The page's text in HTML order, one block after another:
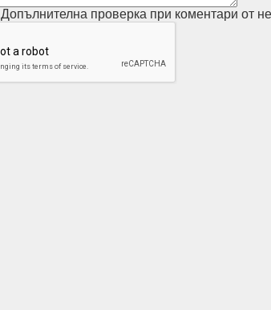
Допълнителна проверка при коментари от